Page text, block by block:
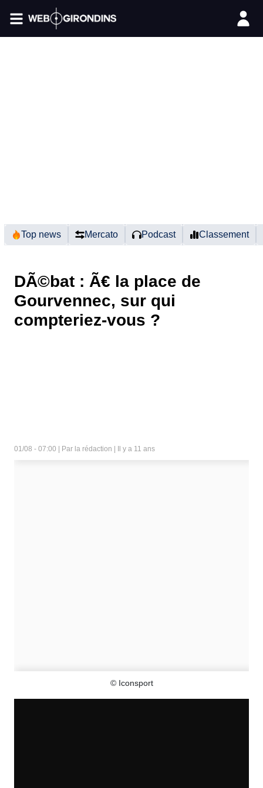
Top news Mercato Podcast Classement
DÃ©bat : Ã€ la place de
Gourvennec, sur qui
compteriez-vous ?
01/08 - 07:00 | Par la rédaction | Il y a 11 ans
© Iconsport